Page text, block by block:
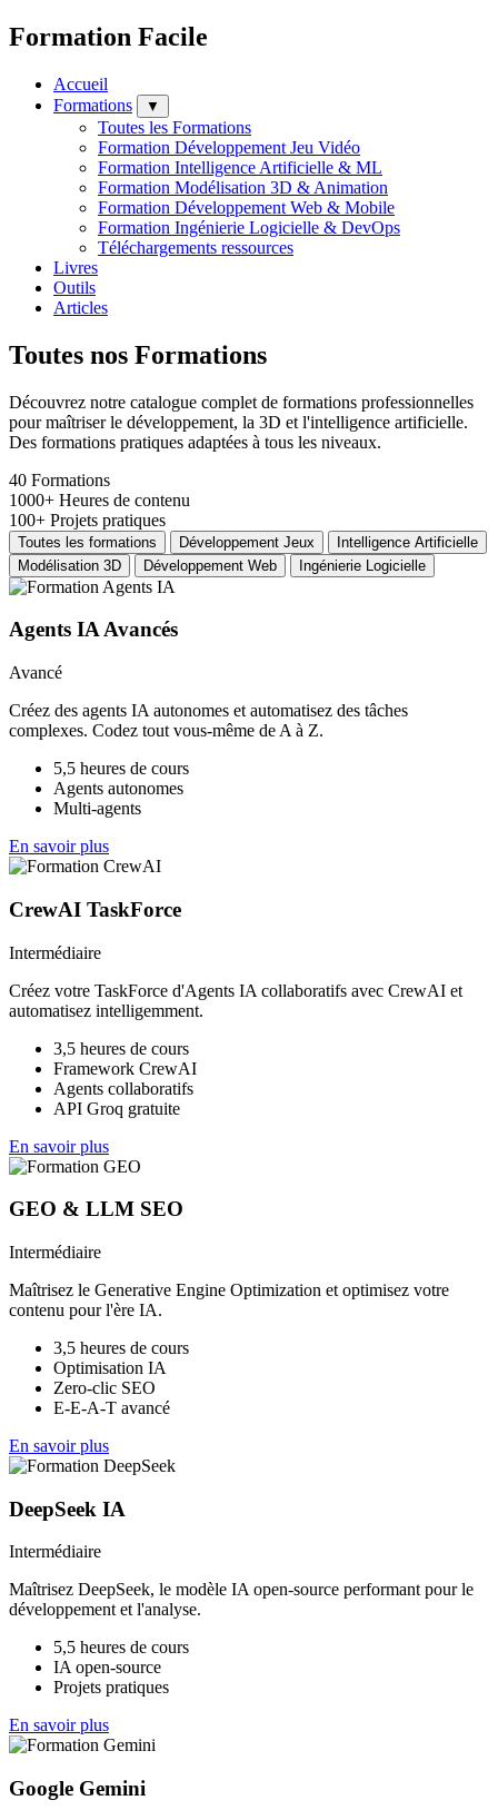
Formation Facile
Accueil
Formations
▼
Toutes les Formations
Formation Développement Jeu Vidéo
Formation Intelligence Artificielle & ML
Formation Modélisation 3D & Animation
Formation Développement Web & Mobile
Formation Ingénierie Logicielle & DevOps
Téléchargements ressources
Livres
Outils
Articles
Toutes nos Formations
Découvrez notre catalogue complet de formations professionnelles
pour maîtriser le développement, la 3D et l'intelligence artificielle.
Des formations pratiques adaptées à tous les niveaux.
40 Formations
1000+ Heures de contenu
100+ Projets pratiques
Toutes les formations Développement Jeux
Intelligence Artificielle
Modélisation 3D
Développement Web Ingénierie Logicielle
Agents IA Avancés
Avancé
Créez des agents IA autonomes et automatisez des tâches
complexes. Codez tout vous-même de A à Z.
5,5 heures de cours
Agents autonomes
Multi-agents
En savoir plus
CrewAI TaskForce
Intermédiaire
Créez votre TaskForce d'Agents IA collaboratifs avec CrewAI et
automatisez intelligemment.
3,5 heures de cours
Framework CrewAI
Agents collaboratifs
API Groq gratuite
En savoir plus
GEO & LLM SEO
Intermédiaire
Maîtrisez le Generative Engine Optimization et optimisez votre
contenu pour l'ère IA.
3,5 heures de cours
Optimisation IA
Zero-clic SEO
E-E-A-T avancé
En savoir plus
DeepSeek IA
Intermédiaire
Maîtrisez DeepSeek, le modèle IA open-source performant pour le
développement et l'analyse.
5,5 heures de cours
IA open-source
Projets pratiques
En savoir plus
Google Gemini